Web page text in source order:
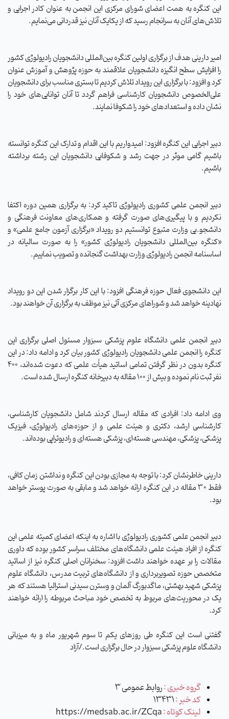
این کنگره به همت اعضای شورای مرکزی این انجمن به عنوان کادر اجرایی و
تلاش‌های آنان به سرانجام رسید که از یکایک آنان نیز قدردانی می‌نمایم.
امیر دارینی هدف از برگزاری اولین کنگره بین‌المللی دانشجویان رادیولوژی کشور
را افزایش سطح انگیزه دانشجویان علاقمند به حوزه پژوهش و آموزش عنوان
کرد و افزود: با برگزاری این رویداد تلاش کردیم تا بستری مناسب برای دانشجویان
علی‌الخصوص دانشجویان کارشناسی فراهم گردد تا آنان توانایی‌های خود را
نشان داده و استعدادهای خود را شکوفا نمایند.
دبیر اجرایی این کنگره افزود: امیدواریم با این اقدام و تدارک این کنگره توانسته
باشیم گامی موثر در جهت رشد و شکوفایی دانشجویان این رشته برداشته
باشیم.
دبیر انجمن علمی کشوری رادیولوژی تاکید کرد: به برگزاری همین دوره اکتفا
نکردیم و با پیگیری‌های صورت گرفته و همکاری‌های معاونت فرهنگی و
دانشجو.یی وزارت متبوع توانستیم دو رویداد «برگزاری آزمون جامع علمی» و
«کنگره بین‌المللی دانشجویان رادیولوژی کشور» را به صورت سالیانه در
اساسنامه انجمن رادیولوژی وزارت بهداشت گنجانده و تصویب نماییم.
این دانشجوی فعال حوزه فرهنگی افزود: با این کار برگزار شدن این دو رویداد
نهادینه خواهد شد و شوراهای مرکزی آتی نیز موظف به برگزاری آن خواهند بود.
دبیر انجمن علمی دانشگاه علوم پزشکی سبزوار مسئول اصلی برگزاری این
کنگره را انجمن علمی دانشجویان رادیولوژی کشور بیان کرد و ادامه داد: در این
کنگره بدون در نظر گرفتن تمامی اساتید هیأت علمی که دعوت شده‌اند، ۴۰۰
نفر ثبت نام نموده و بیش از ۱۰۰ مقاله به دبیرخانه کنگره ارسال شده است.
وی ادامه داد: افرادی که مقاله ارسال کردند شامل دانشجویان کارشناسی،
کارشناسی ارشد، دکتری و هیئت علمی و از حوزه‌های رادیولوژی، فیزیک
پزشکی، پزشکی، مهندسی هسته‌ای، پزشکی هسته‌ای و رادیوتراپی بوده‌اند.
دارینی خاطرنشان کرد: با توجه به مجازی بودن این کنگره و نداشتن زمان کافی،
فقط ۳۰
مقاله در این کنگره ارائه خواهد شد و مابقی به صورت پوستر خواهد
بود.
دبیر انجمن علمی کشوری رادیولوژی با اشاره به اینکه اعضای کمیته علمی این
کنگره از افراد هیئت علمی دانشگاه‌های مختلف سراسر کشور بوده که داوری
مقالات را بر عهده خواهند داشت افزود: سخنرانان اصلی کنگره نیز از اساتید
متخصص حوزه تصویربرداری و از دانشگاه‌های تربیت مدرس، دانشگاه علوم
پزشکی شهید بهشتی، ماگدبورگ آلمان و وسترن سیدنی استرالیا هستند که هر
یک در محوریت‌های مربوط به تخصص خود مباحث مربوطه را ارائه خواهند
کرد.
گفتنی است این کنگره طی روزهای یکم تا سوم شهریور ماه و به میزبانی
دانشگاه علوم پزشکی سبزوار در حال برگزاری است./آزاد
گروه خبری :روابط عمومی 3
کد خبر :13431
لینک کوتاه :https://medsab.ac.ir/ZCqa